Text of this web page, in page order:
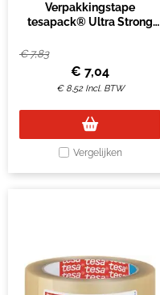
Verpakkingstape
tesapack® Ultra Strong
€7,83
€ 7,04
€ 8,52 Incl. BTW
Vergelijken